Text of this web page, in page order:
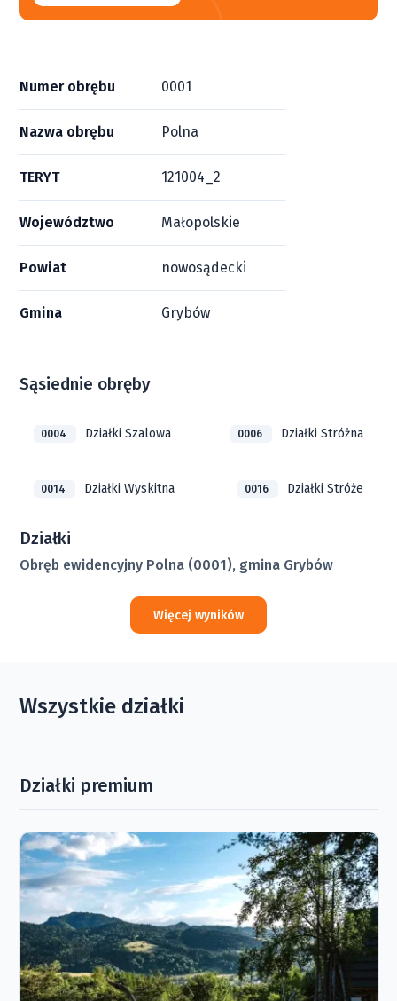
Numer obrębu 0001
Nazwa obrębu Polna
TERYT 121004_2
Województwo Małopolskie
Powiat nowosądecki
Gmina Grybów
Sąsiednie obręby
0004 Działki Szalowa 0006 Działki Stróżna
0014 Działki Wyskitna 0016 Działki Stróże
Działki
Obręb ewidencyjny Polna (0001), gmina Grybów
Więcej wyników
Wszystkie działki
Działki premium